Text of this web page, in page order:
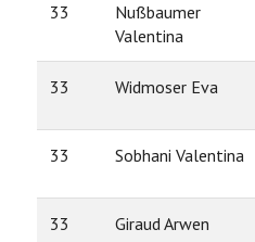
33
Nußbaumer
Valentina
33 Widmoser Eva
33 Sobhani Valentina
33 Giraud Arwen